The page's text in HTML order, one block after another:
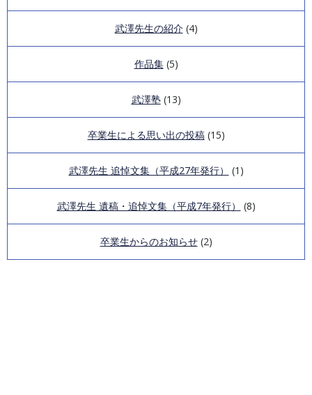
武澤先生の紹介(4)
作品集(5)
武澤塾(13)
卒業生による思い出の投稿(15)
武澤先生 追悼文集（平成27年発行） (1)
武澤先生 遺稿・追悼文集（平成7年発行） (8)
卒業生からのお知らせ(2)